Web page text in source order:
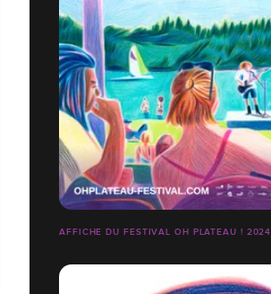
AFFICHE DU FESTIVAL OH PLATEAU ! 2024